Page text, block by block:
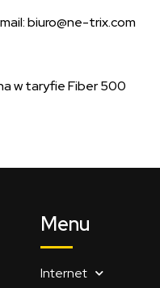
biuro@ne-trix.com
w taryfie Fiber 500
Menu
Internet